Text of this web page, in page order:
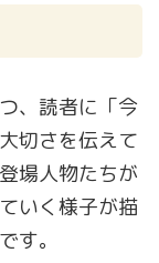
、読者に「今
切さを伝えて
場人物たちが
いく様子が描
す。